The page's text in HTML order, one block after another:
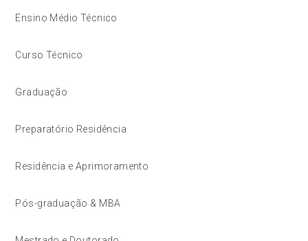
Ensino Médio Técnico
Curso Técnico
Graduação
Preparatório Residência
Residência e Aprimoramento
Pós-graduação & MBA